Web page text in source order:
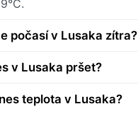
počasí v Lusaka zítra?
v Lusaka pršet?
teplota v Lusaka?